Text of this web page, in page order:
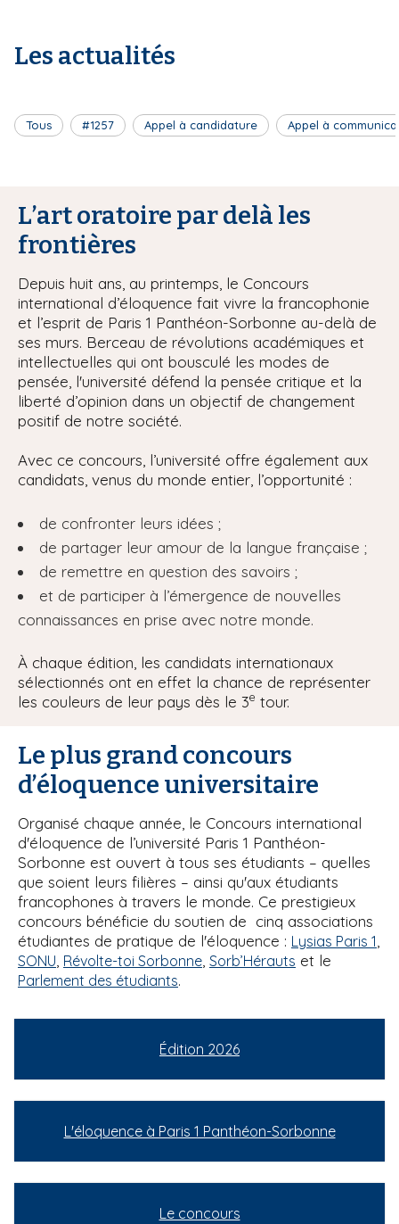
Les actualités
Tous #1257 Appel à candidature Appel à
L’art oratoire par delà les
frontières
Depuis huit ans, au printemps, le Concours
international d’éloquence fait vivre la francophonie
et l’esprit de Paris 1 Panthéon-Sorbonne au-delà de
ses murs. Berceau de révolutions académiques et
intellectuelles qui ont bousculé les modes de
pensée, l'université défend la pensée critique et la
liberté d’opinion dans un objectif de changement
positif de notre société.
Avec ce concours, l’université offre également aux
candidats, venus du monde entier, l’opportunité :
de confronter leurs idées ;
de partager leur amour de la langue française ;
de remettre en question des savoirs ;
et de participer à l’émergence de nouvelles
connaissances en prise avec notre monde.
À chaque édition, les candidats internationaux
sélectionnés ont en effet la chance de représenter
les couleurs de leur pays dès le 3e tour.
Le plus grand concours
d’éloquence universitaire
Organisé chaque année, le Concours international
d'éloquence de l’université Paris 1 Panthéon-
Sorbonne est ouvert à tous ses étudiants – quelles
que soient leurs filières – ainsi qu'aux étudiants
francophones à travers le monde. Ce prestigieux
concours bénéficie du soutien de cinq associations
étudiantes de pratique de l'éloquence : Lysias Paris 1
SONU Révolte-toi Sorbonne Sorb’Hérauts et le
Parlement des étudiants.
Édition 2026
L'éloquence à Paris 1 Panthéon-Sorbonne
Le concours